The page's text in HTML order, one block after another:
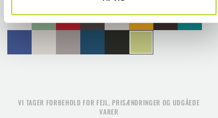
VI TAGER FORBEHOLD FOR FEJL, PRISÆNDRINGER OG UDGÅEDE
VARER